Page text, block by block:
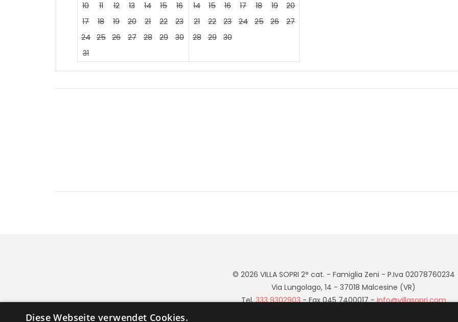
10
11 12 13 14 15
16
17
18 19 20 21 22
23
24 25 26 27 28 29
30
31
14
15 16 17 18 19
20
21
22 23 24 25 26
27
28
29 30
© 2026 VILLA SOPRI 2° cat. - Famiglia Zeni - P.Iva 02078760234
Via Lungolago, 14 - 37018 Malcesine (VR)
Tel.333 9302903- Fax 045 7400017 -info@villasopri.com
Diese Webseite verwendet Cookies.